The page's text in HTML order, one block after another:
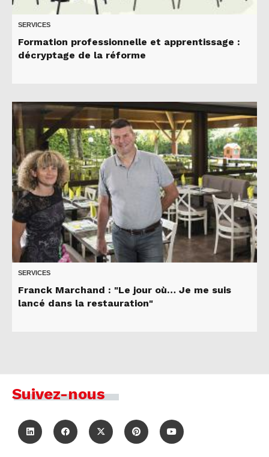
SERVICES
Formation professionnelle et apprentissage :
décryptage de la réforme
SERVICES
Franck Marchand : "Le jour où… Je me suis
lancé dans la restauration"
Suivez-nous